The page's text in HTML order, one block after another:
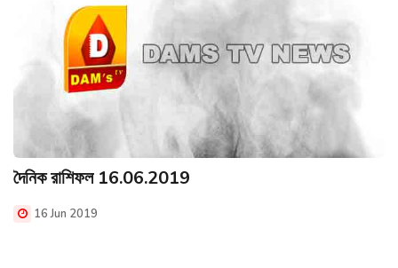
দৈনিক রাশিফল 16.06.2019
16 Jun 2019